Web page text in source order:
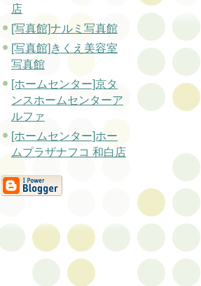
店
[写真館]ナルミ写真館
[写真館]きくえ美容室
写真館
[ホームセンター]京タ
ンスホームセンターア
ルファ
[ホームセンター]ホー
ムプラザナフコ 和白店